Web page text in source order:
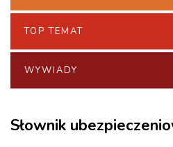
TOP TEMAT
WYWIADY
Słownik